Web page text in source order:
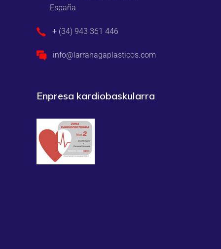
España
+ (34) 943 361 446
info@larranagaplasticos.com
Enpresa kardiobaskularra